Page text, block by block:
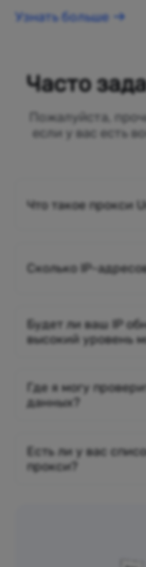
Узнать больше
Часто
Пожалуйста,
если у вас есть
Что такое прокси
Сколько IP-
Будет ли ваш IP
высокий уровень
Где я могу
данных?
Есть ли у вас
прокси?